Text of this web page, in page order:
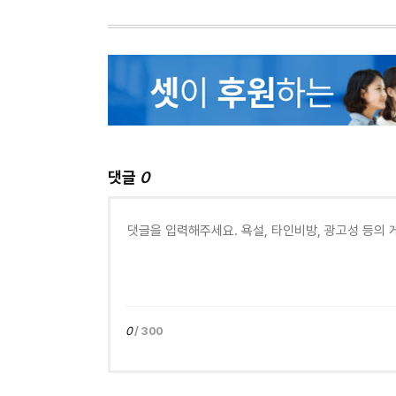
댓글 0
0/ 300